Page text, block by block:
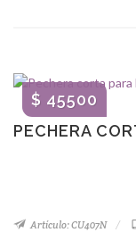
PECHERA
$ 45500
Artículo: CU407N